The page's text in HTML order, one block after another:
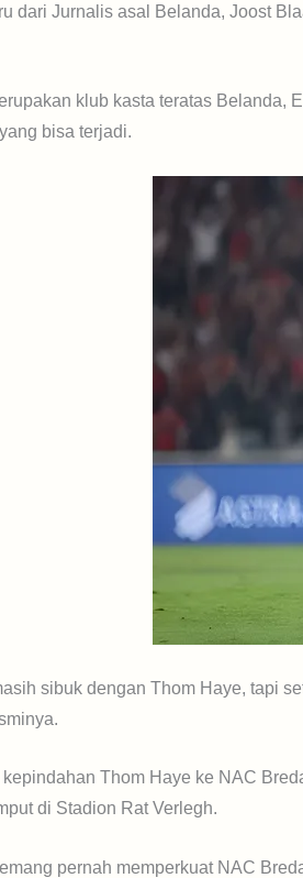
dari Jurnalis asal Belanda, Joost
klub kasta teratas Belanda,
bisa terjadi.
sibuk dengan Thom Haye, tapi
Thom Haye ke NAC
di Stadion Rat Verlegh.
pernah memperkuat NAC